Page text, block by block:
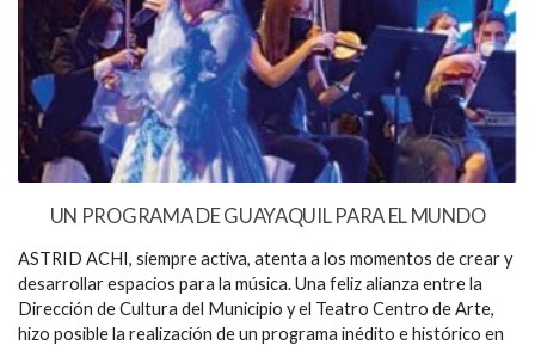
UN PROGRAMA DE GUAYAQUIL PARA EL MUNDO
ASTRID ACHI, siempre activa, atenta a los momentos de crear y
desarrollar espacios para la música. Una feliz alianza entre la
Dirección de Cultura del Municipio y el Teatro Centro de Arte,
hizo posible la realización de un programa inédito e histórico en